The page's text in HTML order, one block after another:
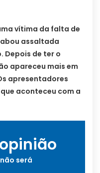
vítima da falta de
assaltada
Depois de ter o
apareceu mais em
apresentadores
aconteceu com a
será